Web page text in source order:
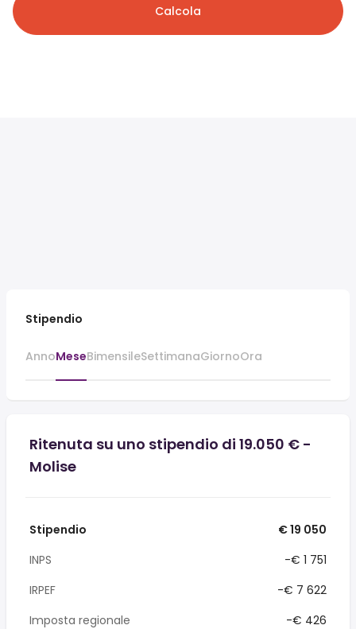
Calcola
Stipendio
AnnoMeseBimensileSettimanaGiornoOra
Ritenuta su uno stipendio di 19.050 € -
Molise
Stipendio
€ 19 050
INPS
-€ 1 751
IRPEF
-€ 7 622
Imposta regionale
-€ 426